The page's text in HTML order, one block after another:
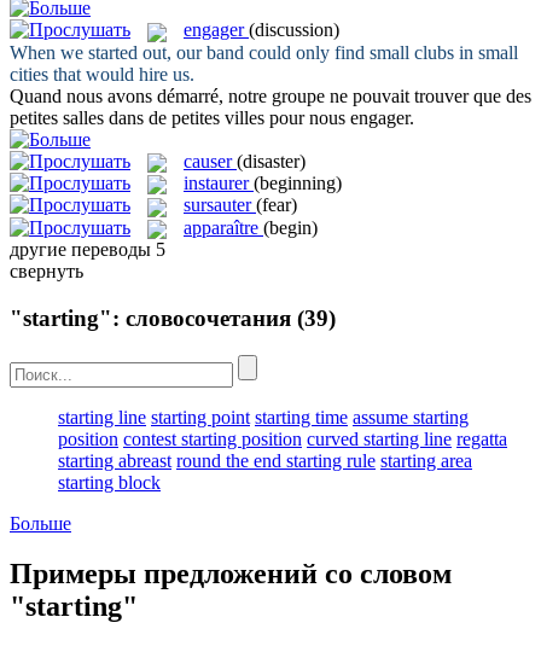
engager (discussion)
When we started out, our band could only find small clubs in small
cities that would hire us.
Quand nous avons démarré, notre groupe ne pouvait trouver que des
petites salles dans de petites villes pour nous engager.
causer (disaster)
instaurer (beginning)
sursauter (fear)
apparaître (begin)
другие переводы 5
свернуть
"starting": словосочетания (39)
starting line starting point starting time assume starting
position contest starting position curved starting line regatta
starting abreast round the end starting rule starting area
starting block
Больше
Примеры предложений со словом
"starting"